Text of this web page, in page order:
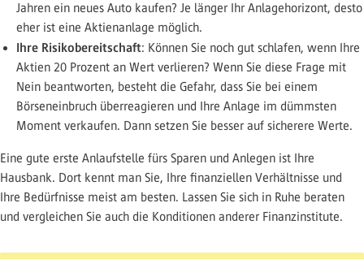
Jahren ein neues Auto kaufen? Je länger Ihr Anlagehorizont, desto
eher ist eine Aktienanlage möglich.
Ihre Risikobereitschaft: Können Sie noch gut schlafen, wenn Ihre
Aktien 20 Prozent an Wert verlieren? Wenn Sie diese Frage mit
Nein beantworten, besteht die Gefahr, dass Sie bei einem
Börseneinbruch überreagieren und Ihre Anlage im dümmsten
Moment verkaufen. Dann setzen Sie besser auf sicherere Werte.
Eine gute erste Anlaufstelle fürs Sparen und Anlegen ist Ihre
Hausbank. Dort kennt man Sie, Ihre finanziellen Verhältnisse und
Ihre Bedürfnisse meist am besten. Lassen Sie sich in Ruhe beraten
und vergleichen Sie auch die Konditionen anderer Finanzinstitute.